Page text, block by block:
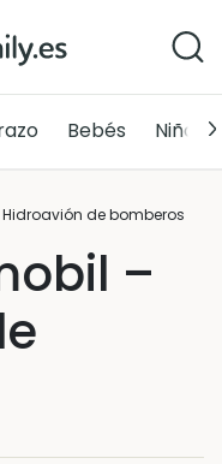
Bebés Niños
de bomberos
–